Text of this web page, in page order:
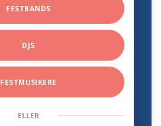
FESTBANDS
DJS
FESTMUSIKERE
ELLER